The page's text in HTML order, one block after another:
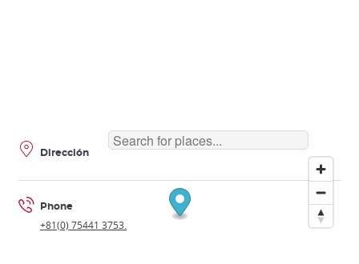
Dirección
Phone
+81(0) 75441 3753.